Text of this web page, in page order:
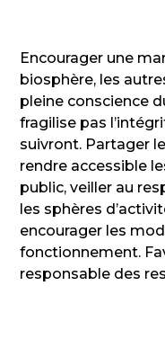
Encourager une
biosphère, les
pleine conscience
fragilise pas
suivront. Partager
rendre accessible
public, veiller au
les sphères
encourager les
fonctionnement.
responsable des